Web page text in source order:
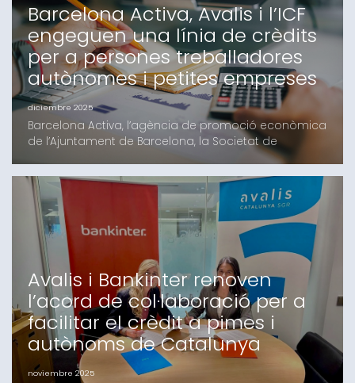
Barcelona Activa, Avalis i l’ICF
engeguen una línia de crèdits
per a persones treballadores
autònomes i petites empreses
diciembre 2025
Barcelona Activa, l’agència de promoció econòmica
de l’Ajuntament de Barcelona, la Societat de
Garantia Recíproca (SGR) Avalis de Catalunya,
juntament amb l’Institut Català de Finances (ICF),
impulsen un nou instrument financer per a ajudar les
persones treballadores autònomes i les petites
empreses a consolidar i escalar els seus negocis. Es
tract
Avalis i Bankinter renoven
l’acord de col·laboració per a
facilitar el crèdit a pimes i
autònoms de Catalunya
noviembre 2025